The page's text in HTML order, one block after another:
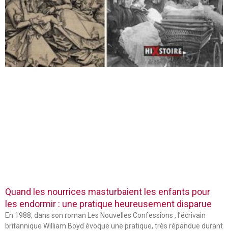
Quand les nourrices masturbaient les enfants pour
les endormir : une pratique heureusement disparue
En 1988, dans son roman Les Nouvelles Confessions , l’écrivain
britannique William Boyd évoque une pratique, très répandue durant